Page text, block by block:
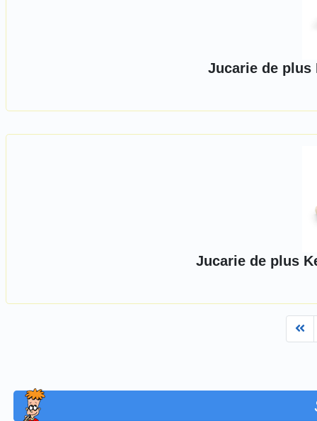
Jucarie de plus
Jucarie de plus